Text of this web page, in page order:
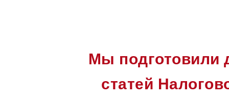
Мы подготовили
статей